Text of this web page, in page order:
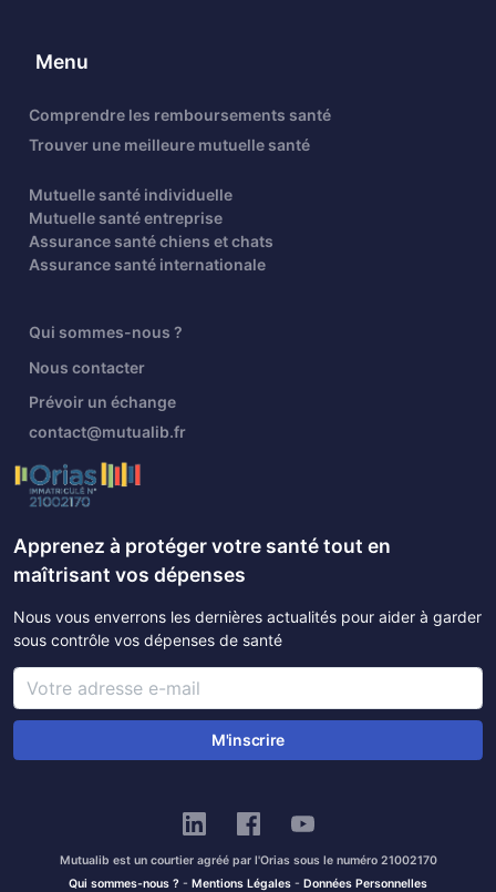
Menu
Comprendre les remboursements santé
Trouver une meilleure mutuelle santé
Mutuelle santé individuelle
Mutuelle santé entreprise
Assurance santé chiens et chats
Assurance santé internationale
Qui sommes-nous ?
Nous contacter
Prévoir un échange
contact@mutualib.fr
Apprenez à protéger votre santé tout en
maîtrisant vos dépenses
Nous vous enverrons les dernières actualités pour aider à garder
sous contrôle vos dépenses de santé
M'inscrire
Mutualib est un courtier agréé par l'Orias sous le numéro 21002170
Qui sommes-nous ? - Mentions Légales - Données Personnelles